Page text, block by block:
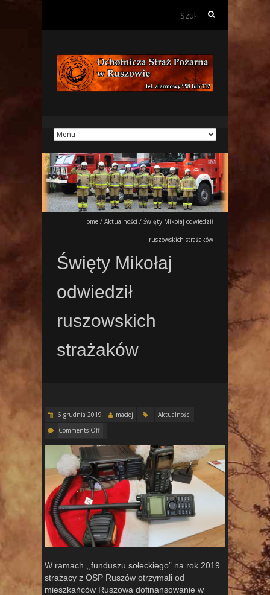
Szukaj:
Home / Aktualności / Święty Mikołaj odwiedził
ruszowskich strażaków
Święty Mikołaj
odwiedził
ruszowskich
strażaków
6 grudnia 2019 maciej
Aktualności
Comments Off
W ramach ,,funduszu sołeckiego” na rok 2019
strażacy z OSP Ruszów otrzymali od
mieszkańców Ruszowa dofinansowanie w